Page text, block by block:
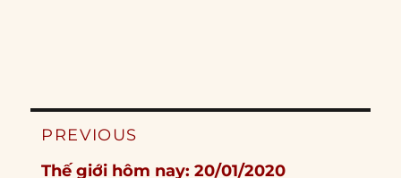
Post
PREVIOUS
Previous
Thế giới hôm nay: 20/01/2020